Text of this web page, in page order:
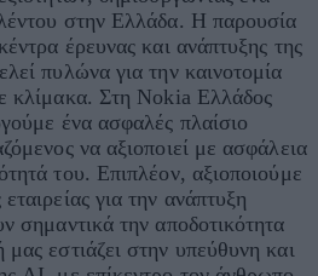
στην Ελλάδα. Η παρουσία
έρευνας και ανάπτυξης της
πυλώνα για την καινοτομία
κλίμακα. Στη Nokia Ελλάδος
ένα ασφαλές πλαίσιο
να αξιοποιεί με ασφάλεια
του. Επιπλέον, αξιοποιούμε
για την ανάπτυξη
σημαντικά την αποδοτικότητα
εστιάζει στην υπεύθυνη και